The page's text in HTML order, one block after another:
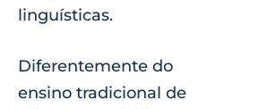
linguísticas.
Diferentemente do
ensino tradicional de